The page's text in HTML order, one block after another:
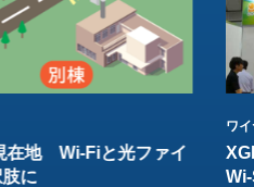
在地 Wi-Fiと光ファイ
に
ワ